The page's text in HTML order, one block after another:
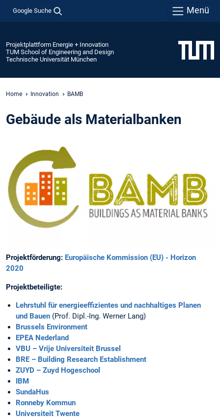
Google Suche Menü
Projektplattform Energie + Innovation
TUM School of Engineering and Design
Technische Universität München
Home Innovation BAMB
Gebäude als Materialbanken
Projektförderung: Europäische Kommission (EU) - Horizon
2020
Projektbeteiligte:
Lehrstuhl für energieeffizientes und nachhaltiges Planen
und Bauen (Prof. Dipl.-Ing. Werner Lang)
Brussels Environment
EPEA Nederland
VBU – Vrije Universiteit Brussel
BRE – Building Research Establishment
ZUYD – Zuyd Hogeschool
IBM
SundaHus
Ronneby Kommun
Universiteit Twente